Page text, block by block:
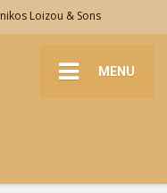
Loizou & Sons
MENU